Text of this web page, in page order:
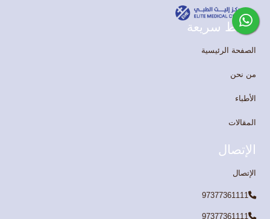
روابط سريعة
الصفحة الرئيسية
من نحن
الأطباء
المقالات
الإتصال
الإتصال
97377361111
97377361111